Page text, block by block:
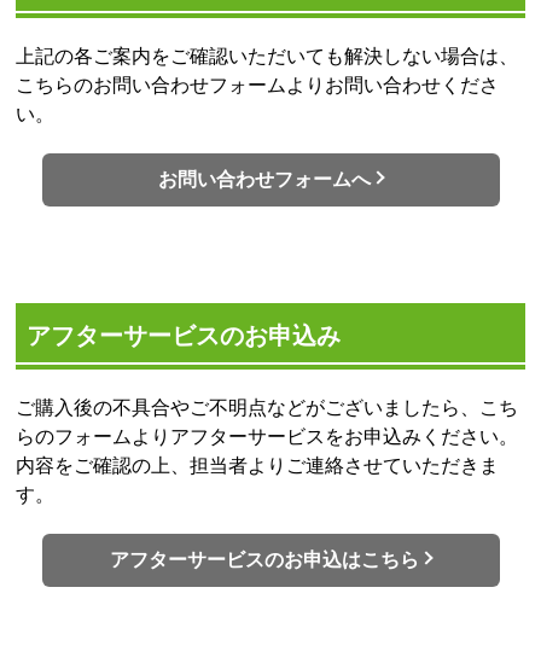
上記の各ご案内をご確認いただいても解決しない場合は、
こちらのお問い合わせフォームよりお問い合わせくださ
い。
お問い合わせフォームへ
アフターサービスのお申込み
ご購入後の不具合やご不明点などがございましたら、こち
らのフォームよりアフターサービスをお申込みください。
内容をご確認の上、担当者よりご連絡させていただきま
す。
アフターサービスのお申込はこちら